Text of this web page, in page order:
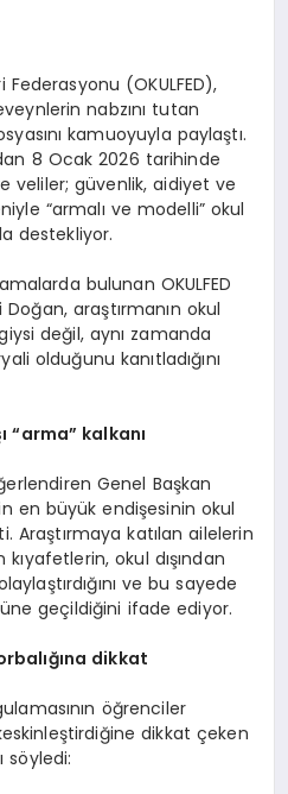
(OKULFED),
nabzını tutan
kamuoyuyla paylaştı.
8 Ocak 2026 tarihinde
veliler; güvenlik, aidiyet ve
“armalı ve modelli” okul
destekliyor.
bulunan OKULFED
araştırmanın okul
değil, aynı zamanda
olduğunu kanıtladığını
“arma” kalkanı
Genel Başkan
en büyük endişesinin okul
Araştırmaya katılan ailelerin
kıyafetlerin, okul dışından
ve bu sayede
geçildiğini ifade ediyor.
dikkat
öğrenciler
dikkat çeken
söyledi: